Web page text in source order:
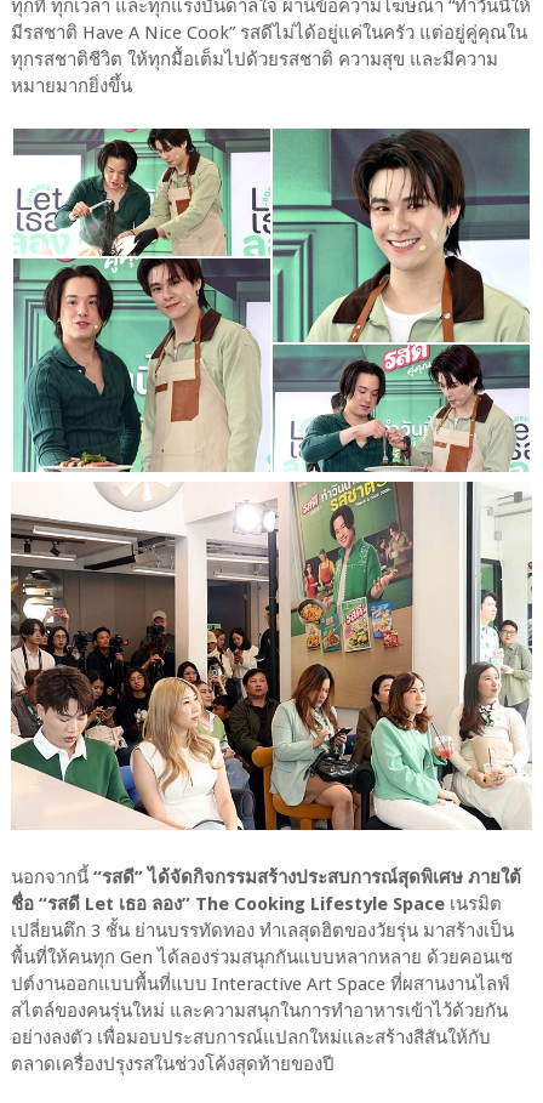
ทุกที่ ทุกเวลา และทุกแรงบันดาลใจ ผ่านข้อความโฆษณา “ทำวันนี้ให้
มีรสชาติ Have A Nice Cook” รสดีไม่ได้อยู่แค่ในครัว แต่อยู่คู่คุณใน
ทุกรสชาติชีวิต ให้ทุกมื้อเต็มไปด้วยรสชาติ ความสุข และมีความ
หมายมากยิ่งขึ้น
นอกจากนี้ “รสดี” ได้จัดกิจกรรมสร้างประสบการณ์สุดพิเศษ ภายใต้
ชื่อ “รสดี Let เธอ ลอง” The Cooking Lifestyle Spaceเนรมิต
เปลี่ยนตึก 3 ชั้น ย่านบรรทัดทอง ทำเลสุดฮิตของวัยรุ่น มาสร้างเป็น
พื้นที่ให้คนทุก Gen ได้ลองร่วมสนุกกันแบบหลากหลาย ด้วยคอนเซ
ปต์งานออกแบบพื้นที่แบบ Interactive Art Space ที่ผสานงานไลฟ์
สไตล์ของคนรุ่นใหม่ และความสนุกในการทำอาหารเข้าไว้ด้วยกัน
อย่างลงตัว เพื่อมอบประสบการณ์แปลกใหม่และสร้างสีสันให้กับ
ตลาดเครื่องปรุงรสในช่วงโค้งสุดท้ายของปี